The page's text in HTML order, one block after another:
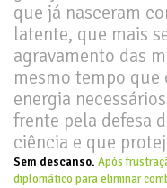
que já nasceram
latente, que mais
agravamento das
mesmo tempo que
energia
frente pela defesa
ciência e que
Sem descanso. Após
diplomático para eliminar